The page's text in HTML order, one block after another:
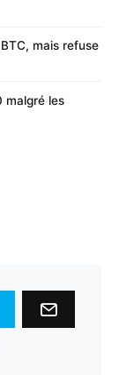
mais refuse
malgré les